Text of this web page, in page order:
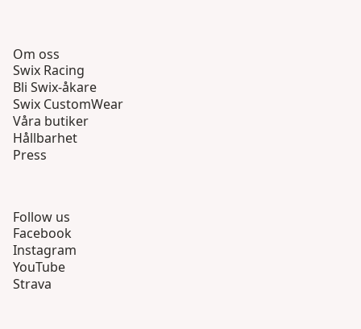
Om oss
Swix Racing
Bli Swix-åkare
Swix CustomWear
Våra butiker
Hållbarhet
Press
Follow us
Facebook
Instagram
YouTube
Strava